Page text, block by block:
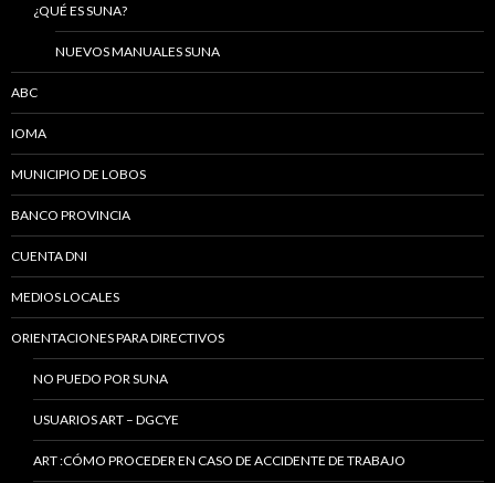
¿QUÉ ES SUNA?
NUEVOS MANUALES SUNA
ABC
IOMA
MUNICIPIO DE LOBOS
BANCO PROVINCIA
CUENTA DNI
MEDIOS LOCALES
ORIENTACIONES PARA DIRECTIVOS
NO PUEDO POR SUNA
USUARIOS ART – DGCYE
ART :CÓMO PROCEDER EN CASO DE ACCIDENTE DE TRABAJO